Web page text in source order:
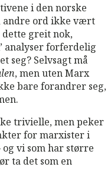
i den norske
andre ord ikke vært
greit nok,
analyser forferdelig
seg? Selvsagt må
, men uten Marx
bare forandrer seg,
trivielle, men peker
for marxister i
vi som har større
ta det som en